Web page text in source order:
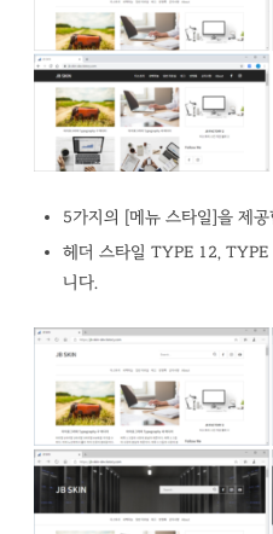
5가지의 [메뉴 스타일]을 제공
헤더 스타일 TYPE 12,
니다.